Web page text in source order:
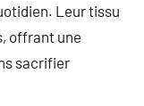
Leur tissu
offrant une
sacrifier